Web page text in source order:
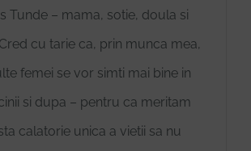
Tunde – mama, sotie, doula si
cu tarie ca, prin munca mea,
femei se vor simti mai bine in
si dupa – pentru ca meritam
calatorie unica a vietii sa nu